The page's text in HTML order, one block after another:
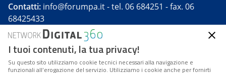
Contatti: info@forumpa.it- tel. 06 684251 - fax. 06
68425433
Forumpa.itè una pubblicazione telematica iscritta
presso Registro della stampa del Tribunale di Roma -
I tuoi contenuti, la tua privacy!
Su questo sito utilizziamo cookie tecnici necessari alla navigazione e
funzionali all’erogazione del servizio. Utilizziamo i cookie anche per fornirti